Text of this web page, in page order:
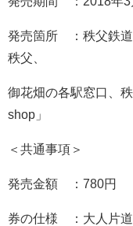
発売箇所 ：秩父鉄
秩父、
御花畑の各駅窓口、
shop」
＜共通事項＞
発売金額 ：780円
券の仕様 ：大人片